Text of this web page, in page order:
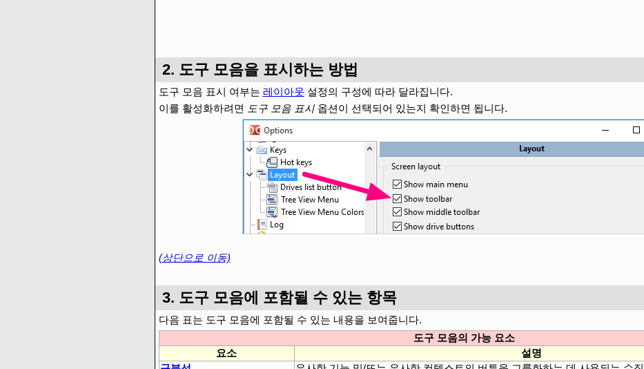
2. 도구 모음을 표시하는 방법
도구 모음 표시 여부는 레이아웃 설정의 구성에 따라 달라집니다.
이를 활성화하려면 도구 모음 표시옵션이 선택되어 있는지 확인하면 됩니다.
(상단으로 이동)
3. 도구 모음에 포함될 수 있는 항목
다음 표는 도구 모음에 포함될 수 있는 내용을 보여줍니다.
도구 모음의 가능 요소
요소
설명